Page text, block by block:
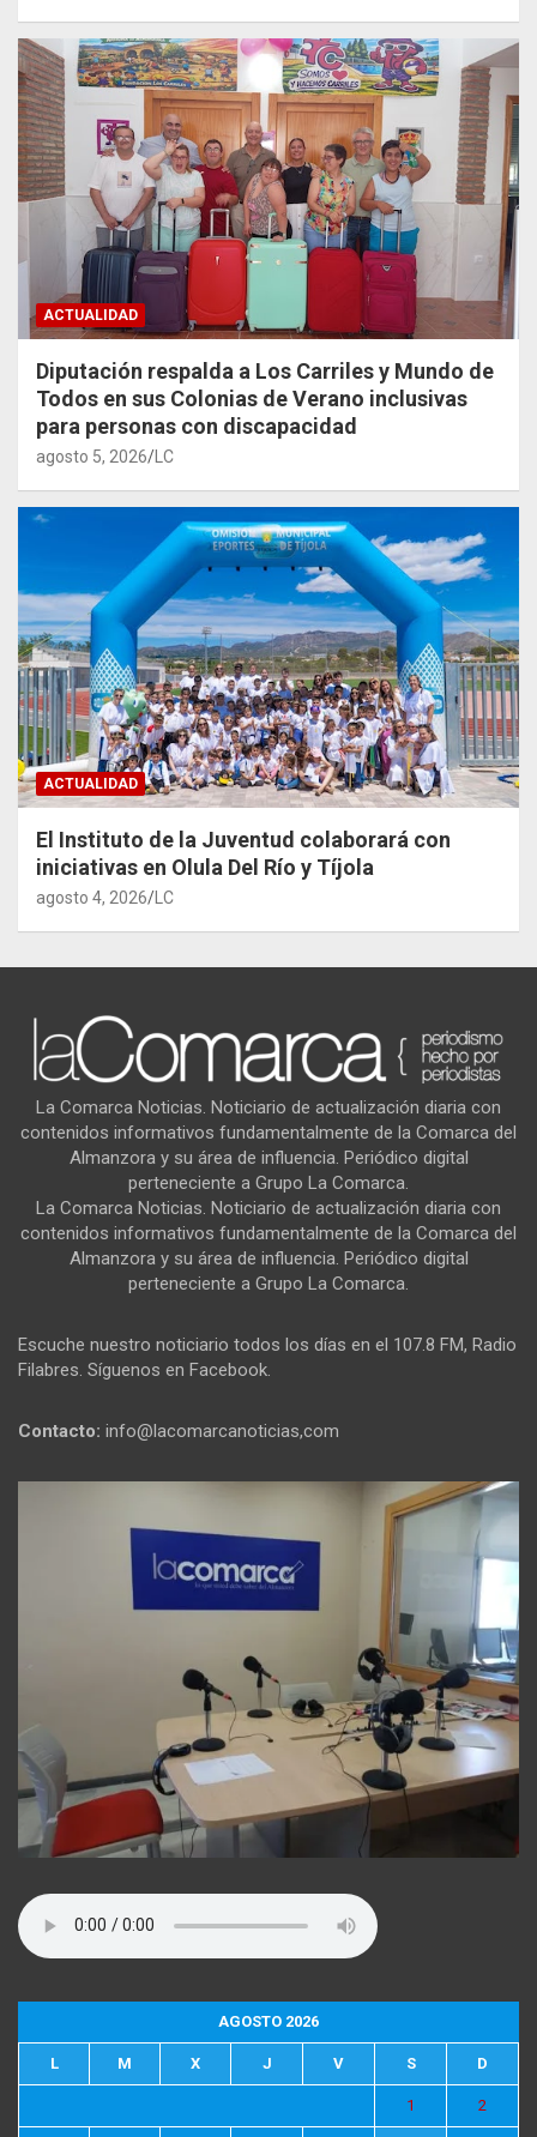
ACTUALIDAD
Diputación respalda a Los Carriles y Mundo de
Todos en sus Colonias de Verano inclusivas
para personas con discapacidad
agosto 5, 2026 LC
ACTUALIDAD
El Instituto de la Juventud colaborará con
iniciativas en Olula Del Río y Tíjola
agosto 4, 2026 LC
La Comarca Noticias. Noticiario de actualización diaria con
contenidos informativos fundamentalmente de la Comarca del
Almanzora y su área de influencia. Periódico digital
perteneciente a Grupo La Comarca.
La Comarca Noticias. Noticiario de actualización diaria con
contenidos informativos fundamentalmente de la Comarca del
Almanzora y su área de influencia. Periódico digital
perteneciente a Grupo La Comarca.
Escuche nuestro noticiario todos los días en el 107.8 FM, Radio
Filabres. Síguenos en Facebook.
Contacto: info@lacomarcanoticias,com
AGOSTO 2026
L M X J V S D
1 2